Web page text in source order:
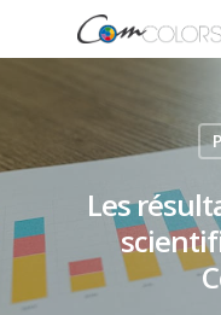
Appuyez sur
pour fermer
Les